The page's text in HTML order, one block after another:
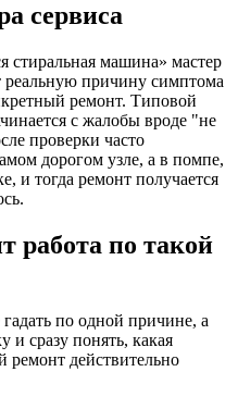
сервиса
стиральная машина» мастер
реальную причину симптома
ремонт. Типовой
с жалобы вроде "не
проверки часто
дорогом узле, а в помпе,
и тогда ремонт получается
работа по такой
по одной причине, а
и сразу понять, какая
ремонт действительно